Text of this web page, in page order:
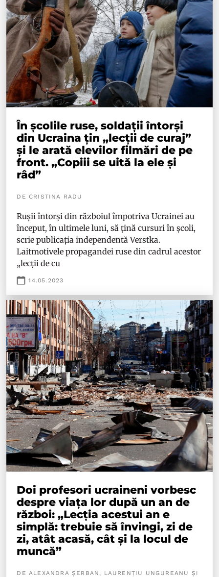
În școlile ruse, soldații întorși
din Ucraina țin „lecții de curaj”
și le arată elevilor filmări de pe
front. „Copiii se uită la ele și
râd”
DE CRISTINA RADU
Rușii întorși din războiul împotriva Ucrainei au
început, în ultimele luni, să țină cursuri în școli,
scrie publicația independentă Verstka.
Laitmotivele propagandei ruse din cadrul acestor
„lecții de cu
14.05.2023
Doi profesori ucraineni vorbesc
despre viața lor după un an de
război: „Lecția acestui an e
simplă: trebuie să învingi, zi de
zi, atât acasă, cât și la locul de
muncă”
DE ALEXANDRA ȘERBAN, LAURENȚIU UNGUREANU ȘI